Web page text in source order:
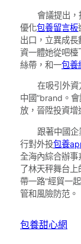
會議提出，
優化包養留言板
出口，立異成
資一體她從吧檯
絲帶，和一包養
在吸引外資
中國”brand。
放，晉陞投資增
跟著中國企
行對外投包養
全海內綜合辦事
了林天秤舞台上
帶一路”經貿一
管和風險防范。
包養甜心網